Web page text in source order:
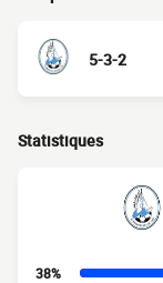
5-3-2
Statistiques
38%